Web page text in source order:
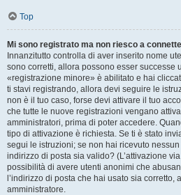
Top
Mi sono registrato ma non riesco a
Innanzitutto controlla di aver inserito nome
sono corretti, allora possono esser successe
«registrazione minore» è abilitato e hai
ti stavi registrando, allora devi seguire le
non è il tuo caso, forse devi attivare il tuo
che tutte le nuove registrazioni vengano
amministratori, prima di poter accedere.
tipo di attivazione è richiesta. Se ti è stato
segui le istruzioni; se non hai ricevuto
indirizzo di posta sia valido? (L’attivazione
possibilità di avere utenti anonimi che
l’indirizzo di posta che hai usato sia corretto,
amministratore.